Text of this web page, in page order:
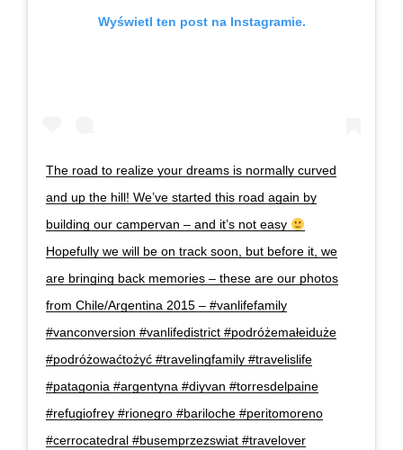
Wyświetl ten post na Instagramie.
The road to realize your dreams is normally curved
and up the hill! We’ve started this road again by
building our campervan – and it’s not easy
Hopefully we will be on track soon, but before it, we
are bringing back memories – these are our photos
from Chile/Argentina 2015 – #vanlifefamily
#vanconversion #vanlifedistrict #podróżemałeiduże
#podróżowaćtożyć #travelingfamily #travelislife
#patagonia #argentyna #diyvan #torresdelpaine
#refugiofrey #rionegro #bariloche #peritomoreno
#cerrocatedral #busemprzezswiat #travelover